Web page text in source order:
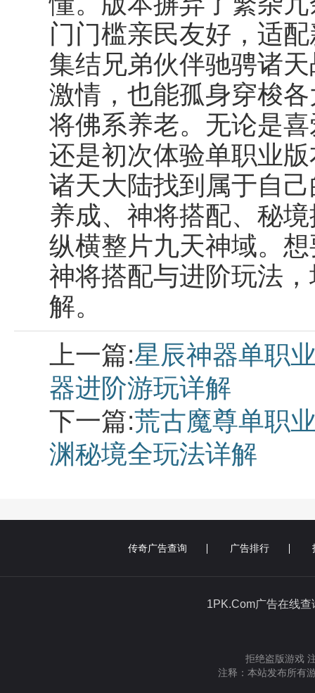
门门槛亲民友好，适
集结兄弟伙伴驰骋诸
激情，也能孤身穿梭
将佛系养老。无论是
还是初次体验单职业
诸天大陆找到属于自
养成、神将搭配、秘
纵横整片九天神域。
神将搭配与进阶玩法
解。
上一篇:星辰神器单职
器进阶游玩详解
下一篇:荒古魔尊单职
渊秘境全玩法详解
传奇广告查询 广告排行
1PK.Com广告在
拒绝盗版游戏
注释：本站发布所有